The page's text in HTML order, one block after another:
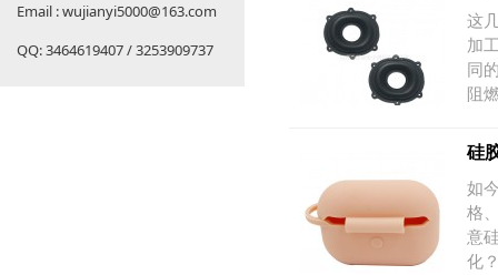
Email : wujianyi5000@163.com
QQ: 3464619407 / 3253909737
这
加
同
阻
硅
如
格
意
化